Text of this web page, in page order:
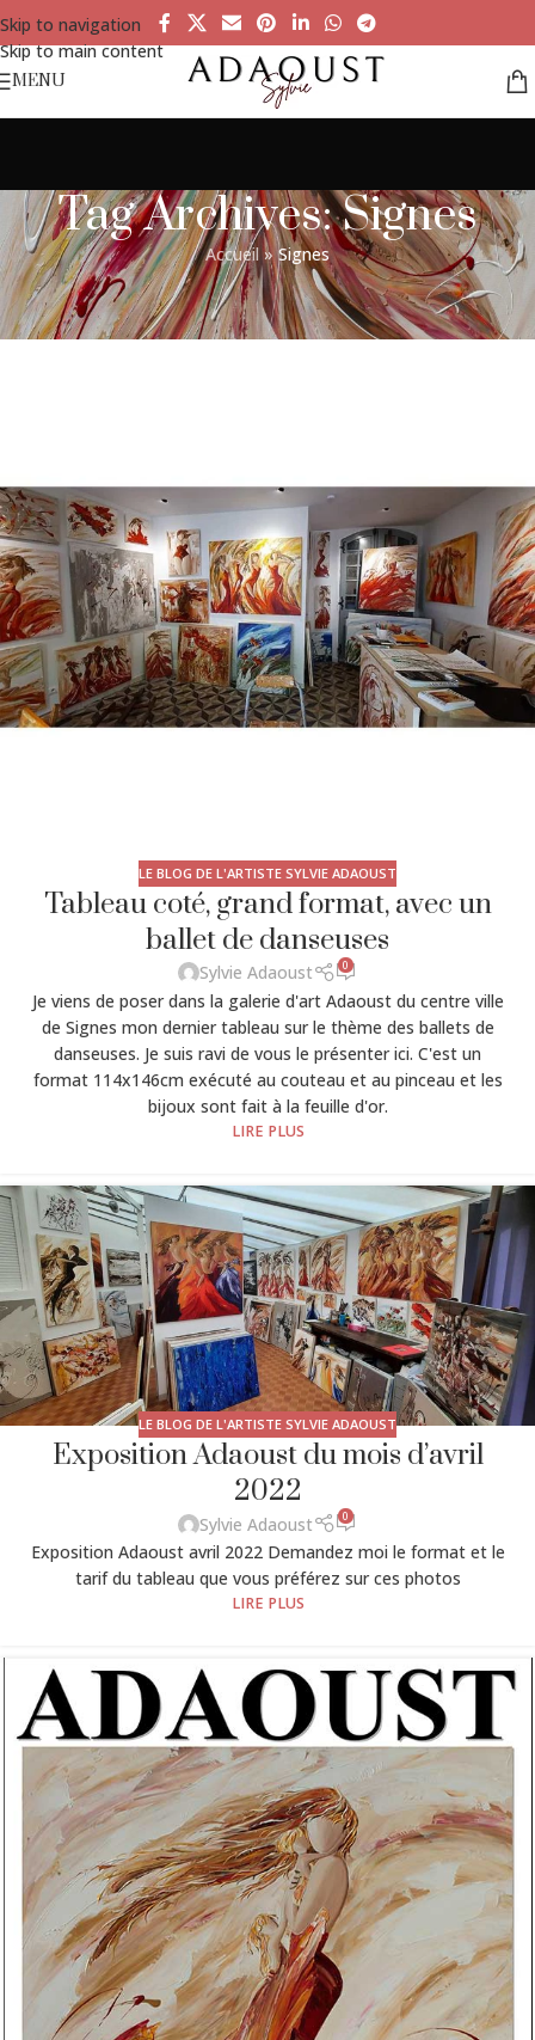
Skip to navigation
Skip to main content
MENU
Tag Archives: Signes
Accueil »Signes
LE BLOG DE L'ARTISTE SYLVIE ADAOUST
Tableau coté, grand format, avec un
ballet de danseuses
Sylvie Adaoust 0
Je viens de poser dans la galerie d'art Adaoust du centre ville
de Signes mon dernier tableau sur le thème des ballets de
danseuses. Je suis ravi de vous le présenter ici. C'est un
format 114x146cm exécuté au couteau et au pinceau et les
bijoux sont fait à la feuille d'or.
LIRE PLUS
LE BLOG DE L'ARTISTE SYLVIE ADAOUST
Exposition Adaoust du mois d’avril
2022
Sylvie Adaoust 0
Exposition Adaoust avril 2022 Demandez moi le format et le
tarif du tableau que vous préférez sur ces photos
LIRE PLUS